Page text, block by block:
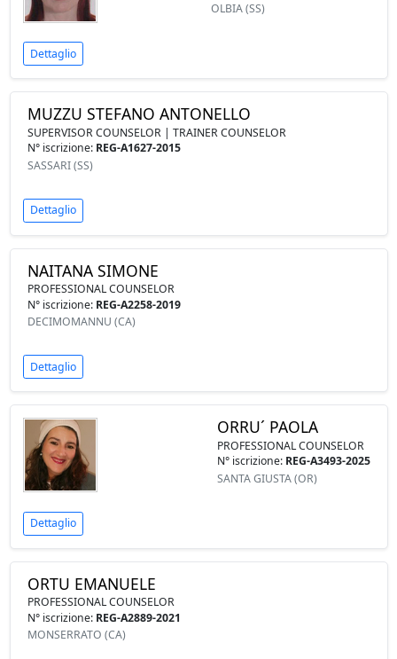
OLBIA (SS)
Dettaglio
MUZZU STEFANO ANTONELLO
SUPERVISOR COUNSELOR | TRAINER COUNSELOR
N° iscrizione: REG-A1627-2015
SASSARI (SS)
Dettaglio
NAITANA SIMONE
PROFESSIONAL COUNSELOR
N° iscrizione: REG-A2258-2019
DECIMOMANNU (CA)
Dettaglio
ORRU´ PAOLA
PROFESSIONAL COUNSELOR
N° iscrizione: REG-A3493-2025
SANTA GIUSTA (OR)
Dettaglio
ORTU EMANUELE
PROFESSIONAL COUNSELOR
N° iscrizione: REG-A2889-2021
MONSERRATO (CA)